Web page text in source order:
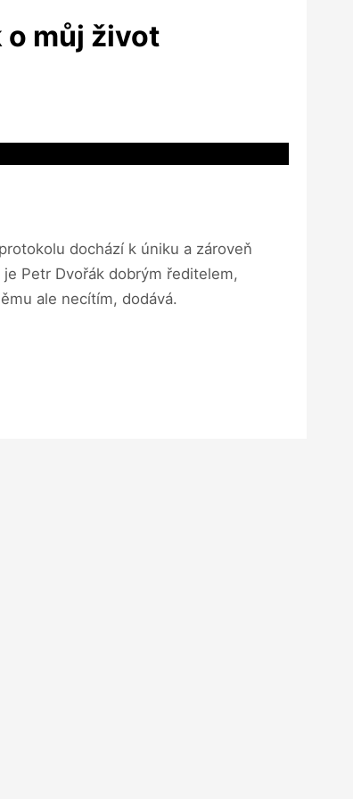
o můj život
dochází k úniku a zároveň
Petr Dvořák dobrým ředitelem,
ale necítím, dodává.